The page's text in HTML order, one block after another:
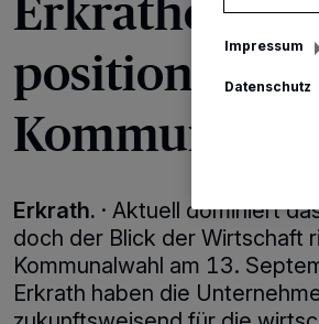
positionieren
Erkrath. · Aktuell dominiert
doch der Blick der Wirtschaft
Kommunalwahl am 13.
Erkrath haben die
Impressum
Datenschutz